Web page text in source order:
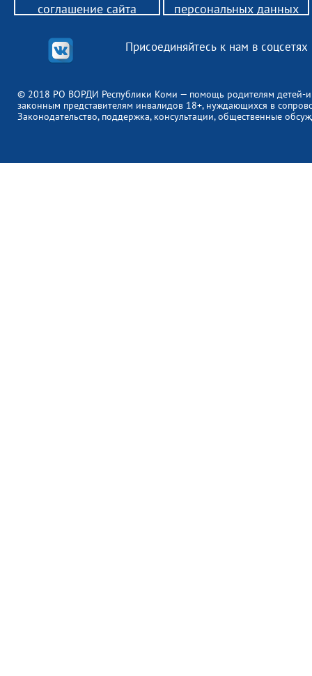
© 2018 РО ВОРДИ Республики Коми — помощь родителям детей-
законным представителям инвалидов 18+, нуждающихся в
Законодательство, поддержка, консультации, общественные
Присоединяйтесь к нам в соцсетях
соглашение сайта
персональных данных